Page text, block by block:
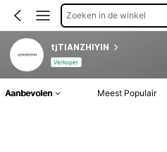
Zoeken in de winkel
tjTIANZHIYIN
Verkoper
Aanbevolen Meest Populair